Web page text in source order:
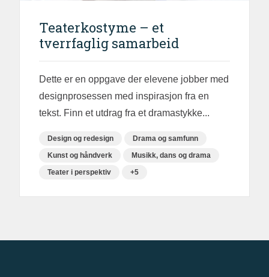
Teaterkostyme – et
tverrfaglig samarbeid
Dette er en oppgave der elevene jobber med
designprosessen med inspirasjon fra en
tekst. Finn et utdrag fra et dramastykke...
Design og redesign
Drama og samfunn
Kunst og håndverk
Musikk, dans og drama
Teater i perspektiv
+5